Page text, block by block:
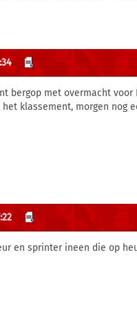
bergop met overmacht
klassement, morgen nog
en sprinter ineen die op